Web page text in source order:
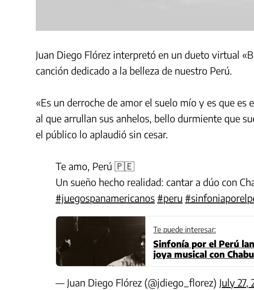
Juan Diego Flórez interpretó en un dueto virtual
canción dedicado a la belleza de nuestro Perú.
«Es un derroche de amor el suelo mío y es que
al que arrullan sus anhelos, bello durmiente que
el público lo aplaudió sin cesar.
Te amo, Perú 🇵🇪
Un sueño hecho realidad: cantar a dúo con
#juegospanamericanos #peru
Te puede interesar:
Sinfonía por el Perú
joya musical con
Flórez
— Juan Diego Flórez (@jdiego_florez) July 27,